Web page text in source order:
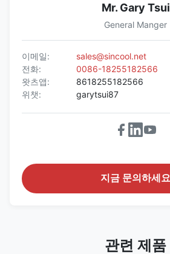
Mr. Gary Tsui
General Manger
이메일:
sales@sincool.net
전화:
0086-18255182566
왓츠앱:
8618255182566
위챗:
garytsui87
지금 문의하세요
관련 제품